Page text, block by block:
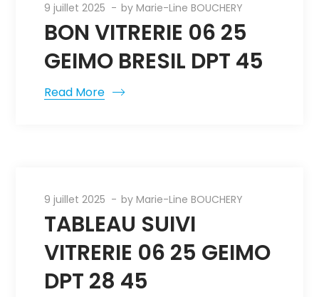
9 juillet 2025 byMarie-Line BOUCHERY
BON VITRERIE 06 25
GEIMO BRESIL DPT 45
Read More
9 juillet 2025 byMarie-Line BOUCHERY
TABLEAU SUIVI
VITRERIE 06 25 GEIMO
DPT 28 45